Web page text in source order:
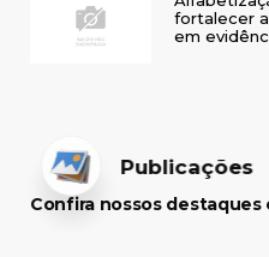
fortalecer
em
Publicações
Confira nossos